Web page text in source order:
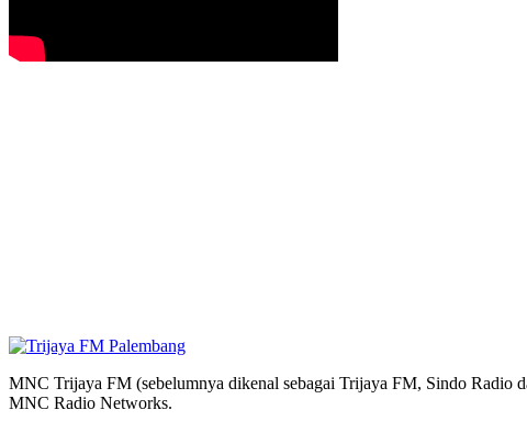
MNC Trijaya FM (sebelumnya dikenal sebagai Trijaya FM, Sindo Radio
MNC Radio Networks.